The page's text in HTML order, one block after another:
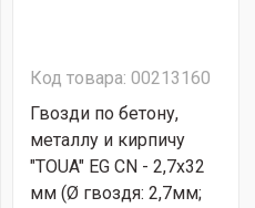
Код товара: 00213160
Гвозди по бетону,
металлу и кирпичу
"TOUA" EG CN - 2,7х32
мм (Ø гвоздя: 2,7мм;